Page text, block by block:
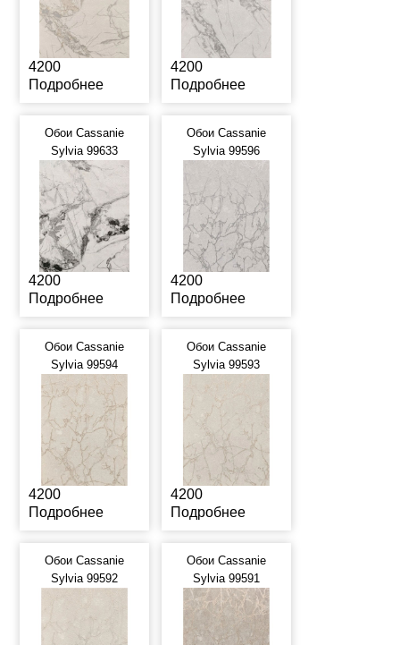
4200
Подробнее
4200
Подробнее
Обои Cassanie
Sylvia 99633
4200
Подробнее
Обои Cassanie
Sylvia 99596
4200
Подробнее
Обои Cassanie
Sylvia 99594
4200
Подробнее
Обои Cassanie
Sylvia 99593
4200
Подробнее
Обои Cassanie
Sylvia 99592
Обои Cassanie
Sylvia 99591